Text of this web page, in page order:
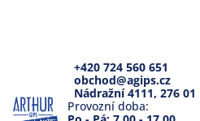
+420 724 560 651
obchod@agips.cz
Nádražní 4111, 276
Provozní doba:
o